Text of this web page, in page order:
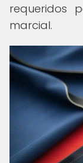
requeridos
marcial.